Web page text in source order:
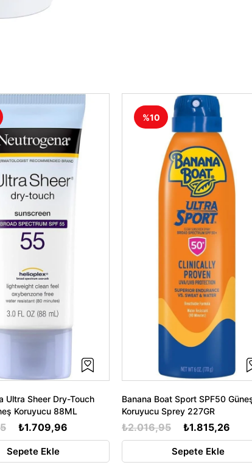
Ultra Sheer Dry-Touch
Koruyucu 88ML
₺1.709,96
Sepete Ekle
Banana Boat Sport SPF50
Koruyucu Sprey 227GR
₺1.815,26
₺2.016,95
Sepete Ekle
%10